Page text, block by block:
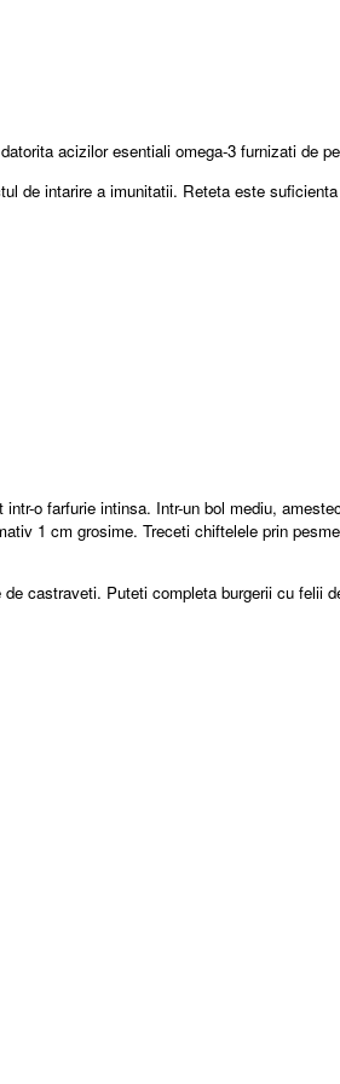
acizilor esentiali omega-3 furnizati de
de intarire a imunitatii. Reteta este
o farfurie intinsa. Intr-un bol mediu,
1 cm grosime. Treceti chiftelele prin
castraveti. Puteti completa burgerii cu felii